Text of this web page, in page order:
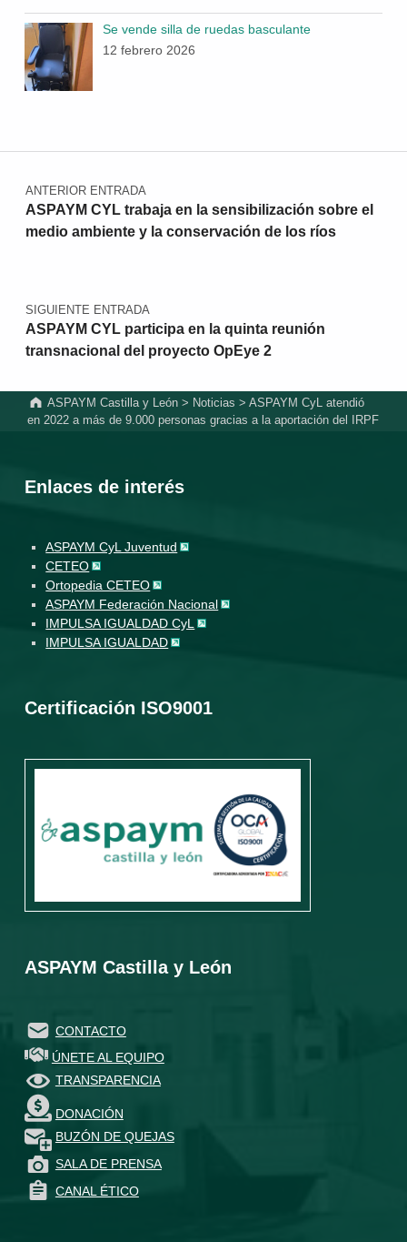
Se vende silla de ruedas basculante
12 febrero 2026
Navegación de entradas
ANTERIOR ENTRADA
ASPAYM CYL trabaja en la sensibilización sobre el
medio ambiente y la conservación de los ríos
SIGUIENTE ENTRADA
ASPAYM CYL participa en la quinta reunión
transnacional del proyecto OpEye 2
ASPAYM Castilla y León > Noticias >ASPAYM CyL atendió
en 2022 a más de 9.000 personas gracias a la aportación del IRPF
Enlaces de interés
ASPAYM CyL Juventud
CETEO
Ortopedia CETEO
ASPAYM Federación Nacional
IMPULSA IGUALDAD CyL
IMPULSA IGUALDAD
Certificación ISO9001
ASPAYM Castilla y León
CONTACTO
ÚNETE AL EQUIPO
TRANSPARENCIA
DONACIÓN
BUZÓN DE QUEJAS
SALA DE PRENSA
CANAL ÉTICO